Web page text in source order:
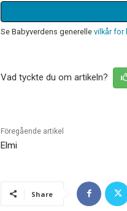
Se Babyverdens generelle vilkår for
Vad tyckte du om artikeln?
Föregående artikel
Elmi
Share